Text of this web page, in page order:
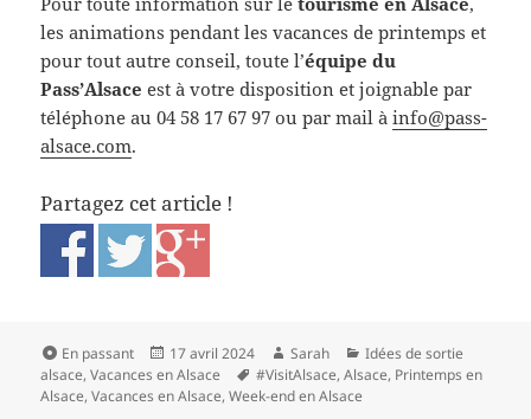
les animations pendant les vacances de printemps et
pour tout autre conseil, toute l’équipe du
Pass’Alsace est à votre disposition et joignable par
téléphone au 04 58 17 67 97 ou par mail àinfo@pass-
alsace.com.
Partagez cet article !
Format
En passant
Publié
le
17 avril 2024 Auteur
Sarah Catégories
Idées de sortie
alsace,Vacances en Alsace
Mots-
clés
#VisitAlsace,Alsace, Printemps en
Alsace,Vacances en Alsace,Week-end en Alsace